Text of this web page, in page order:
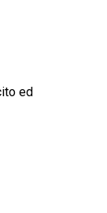
ed